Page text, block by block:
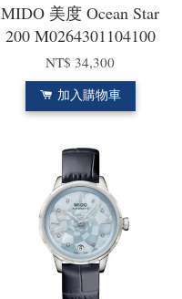
MIDO 美度 Ocean Star
200 M0264301104100
NT$ 34,300
加入購物車